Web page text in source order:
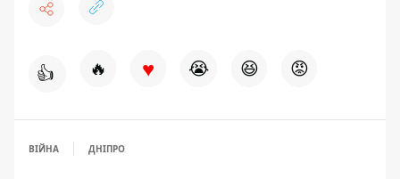
👍 🔥 ♥ 😭 😆 😡
ВІЙНА ДНІПРО